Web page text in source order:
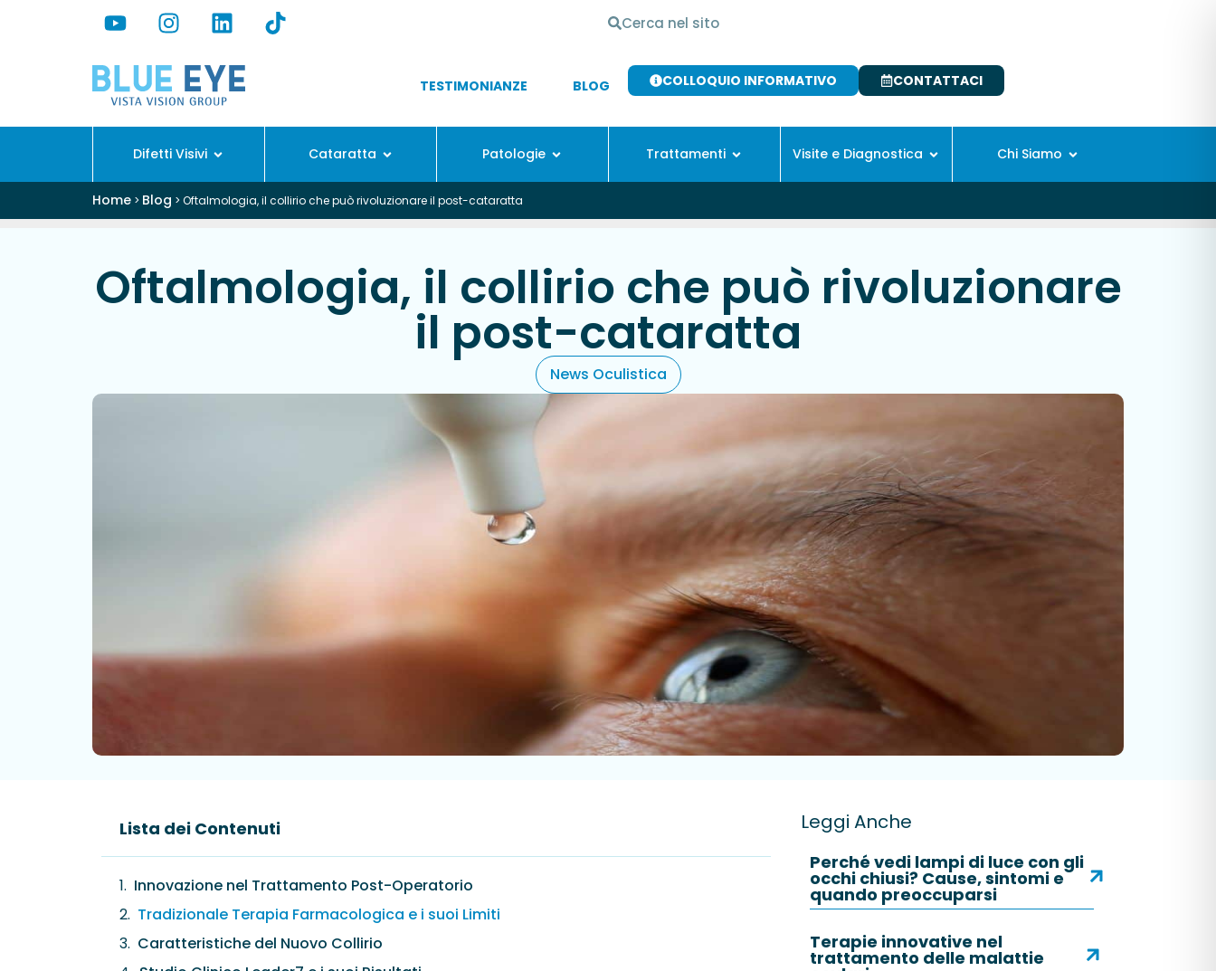
TESTIMONIANZE BLOG COLLOQUIO INFORMATIVO CONTATTACI
Difetti Visivi Cataratta Patologie Trattamenti Visite e Diagnostica Chi Siamo
Home > Blog > Oftalmologia, il collirio che può rivoluzionare il post-cataratta
Oftalmologia, il collirio che può rivoluzionare
il post-cataratta
News Oculistica
Lista dei Contenuti
Innovazione nel Trattamento Post-Operatorio
Tradizionale Terapia Farmacologica e i suoi Limiti
Caratteristiche del Nuovo Collirio
Leggi Anche
Perché vedi lampi di luce con gli
occhi chiusi? Cause, sintomi e
quando preoccuparsi
Terapie innovative nel
trattamento delle malattie